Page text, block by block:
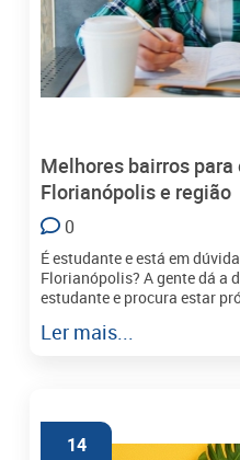
Melhores bairros para estudantes em
Florianópolis e região
0
É estudante e está em
Florianópolis? A gente dá a
estudante e procura estar
Ler mais...
14